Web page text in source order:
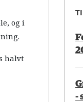
og i
halvt
-